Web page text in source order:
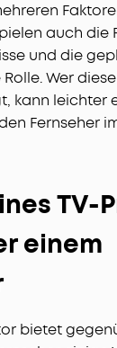
auch die
und die
Wer
kann leichter
Fernseher
TV-
einem
bietet